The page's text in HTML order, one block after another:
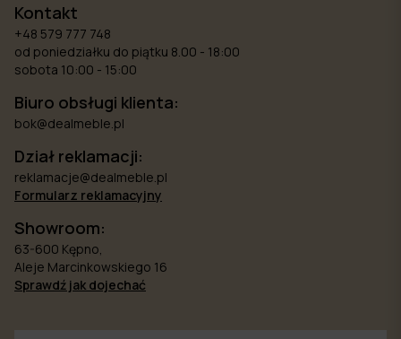
Kontakt
+48 579 777 748
od poniedziałku do piątku 8.00 - 18:00
sobota 10:00 - 15:00
Biuro obsługi klienta:
bok@dealmeble.pl
Dział reklamacji:
reklamacje@dealmeble.pl
Formularz reklamacyjny
Showroom:
63-600 Kępno,
Aleje Marcinkowskiego 16
Sprawdź jak dojechać